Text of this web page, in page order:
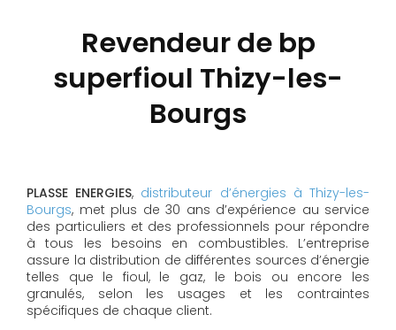
Revendeur de bp
superfioul Thizy-les-
Bourgs
PLASSE ENERGIES, distributeur d’énergies à Thizy-les-
Bourgs, met plus de 30 ans d’expérience au service
des particuliers et des professionnels pour répondre
à tous les besoins en combustibles. L’entreprise
assure la distribution de différentes sources d’énergie
telles que le fioul, le gaz, le bois ou encore les
granulés, selon les usages et les contraintes
spécifiques de chaque client.